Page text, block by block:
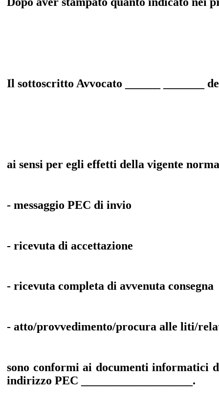
Il sottoscritto Avvocato ______ _______
ai sensi per egli effetti della vigente
- messaggio PEC di invio
- ricevuta di accettazione
- ricevuta completa di avvenuta consegna
- atto/provvedimento/procura alle liti/
sono conformi ai documenti informatici
indirizzo PEC ___________________.